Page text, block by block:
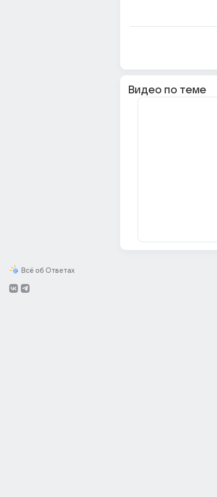
Всё об Ответах
Видео по теме